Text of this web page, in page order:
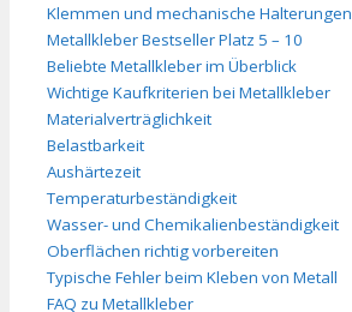
Klemmen und mechanische Halterungen
Metallkleber Bestseller Platz 5 – 10
Beliebte Metallkleber im Überblick
Wichtige Kaufkriterien bei Metallkleber
Materialverträglichkeit
Belastbarkeit
Aushärtezeit
Temperaturbeständigkeit
Wasser- und Chemikalienbeständigkeit
Oberflächen richtig vorbereiten
Typische Fehler beim Kleben von Metall
FAQ zu Metallkleber